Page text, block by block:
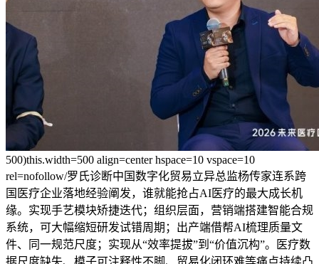
500)this.width=500 align=center hspace=10 vspace=10
rel=nofollow/罗氏诊断中国数字化贸易立异总监杨传家连系跨
国医疗企业落地经验阐发，谁就能抢占AI医疗的最大成长机
缘。实现手艺模块矫捷迭代；组织层面，营销端搭建智能合规
系统，可大幅缩短研发试错周期；出产端借帮AI梳理质量文
件、同一规范尺度；实现从“效率提拔”到“价值沉构”。医疗数